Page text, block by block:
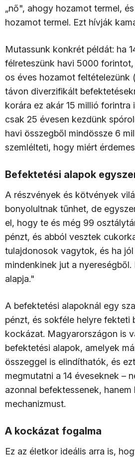
„nő", ahogy hozamot termel,
hozamot termel. Ezt hívják
Mutassunk konkrét példát: ha
félreteszünk havi 5000
os éves hozamot feltételezünk
távon diverzifikált
korára ez akár 15 millió forintra
csak 25 évesen kezdünk
havi összegből mindössze 6
szemlélteti, hogy miért
Befektetési alapok
A részvények és kötvények
bonyolultnak tűnhet, de
el, hogy te és még 99
pénzt, és abból vesztek
tulajdonosok vagytok, és ha
mindenkinek jut a nyereségből.
alapja."
A befektetési alapoknál egy
pénzt, és sokféle helyre fekteti
kockázat. Magyarországon is
befektetési alapok, amelyek
összeggel is elindíthatók, és
megmutatni a 14 éveseknek –
azonnal befektessenek,
mechanizmust.
A kockázat fogalma
Ez az életkor ideális arra is,